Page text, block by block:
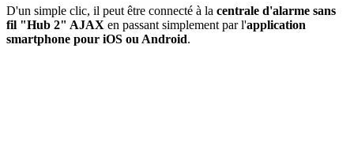
D'un simple clic, il peut être connecté à la centrale d'alarme sans
fil "Hub 2" AJAX en passant simplement par l'application
smartphone pour iOS ou Android.